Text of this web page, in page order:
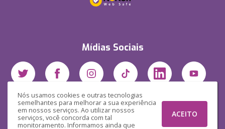
Nós usamos cookies e outras tecnologias
semelhantes para melhorar a sua experiência
em nossos serviços. Ao utilizar nossos
serviços, você concorda com tal
monitoramento. Informamos ainda que
ACEITO
Mídias Sociais